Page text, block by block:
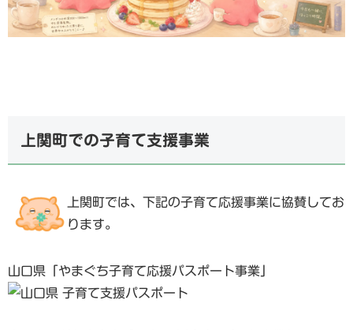
上関町での子育て支援事業
上関町では、下記の子育て応援事業に協賛してお
ります。
山口県「やまぐち子育て応援パスポート事業」